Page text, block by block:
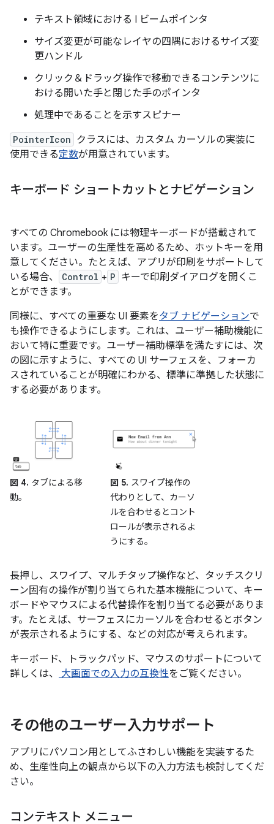
テキスト領域における I ビームポインタ
サイズ変更が可能なレイヤの四隅におけるサイズ変
更ハンドル
クリック＆ドラッグ操作で移動できるコンテンツに
おける開いた手と閉じた手のポインタ
処理中であることを示すスピナー
PointerIcon
クラスには、カスタム カーソルの実装に
使用できる定数が用意されています。
キーボード ショートカットとナビゲーション
すべての Chromebook には物理キーボードが搭載されて
います。ユーザーの生産性を高めるため、ホットキーを用
意してください。たとえば、アプリが印刷をサポートして
いる場合、
Control + P キーで印刷ダイアログを開くこ
とができます。
同様に、すべての重要な UI 要素をタブ ナビゲーションで
も操作できるようにします。これは、ユーザー補助機能に
おいて特に重要です。ユーザー補助標準を満たすには、次
の図に示すように、すべての UI サーフェスを、フォーカ
スされていることが明確にわかる、標準に準拠した状態に
する必要があります。
図 4. タブによる移
動。
図 5. スワイプ操作の
代わりとして、カーソ
ルを合わせるとコント
ロールが表示されるよ
うにする。
長押し、スワイプ、マルチタップ操作など、タッチスクリ
ーン固有の操作が割り当てられた基本機能について、キー
ボードやマウスによる代替操作を割り当てる必要がありま
す。たとえば、サーフェスにカーソルを合わせるとボタン
が表示されるようにする、などの対応が考えられます。
キーボード、トラックパッド、マウスのサポートについて
詳しくは、
大画面での入力の互換性をご覧ください。
その他のユーザー入力サポート
アプリにパソコン用としてふさわしい機能を実装するた
め、生産性向上の観点から以下の入力方法も検討してくだ
さい。
コンテキスト メニュー